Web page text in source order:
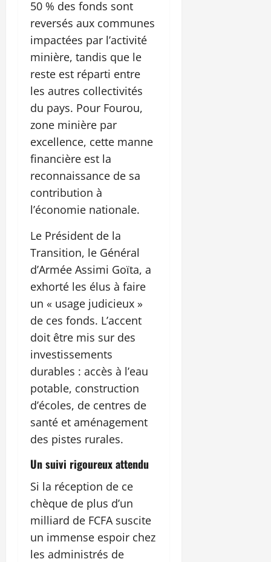
50 % des fonds sont
reversés aux communes
impactées par l’activité
minière, tandis que le
reste est réparti entre
les autres collectivités
du pays. Pour Fourou,
zone minière par
excellence, cette manne
financière est la
reconnaissance de sa
contribution à
l’économie nationale.
Le Président de la
Transition, le Général
d’Armée Assimi Goïta, a
exhorté les élus à faire
un « usage judicieux »
de ces fonds. L’accent
doit être mis sur des
investissements
durables : accès à l’eau
potable, construction
d’écoles, de centres de
santé et aménagement
des pistes rurales.
Un suivi rigoureux attendu
Si la réception de ce
chèque de plus d’un
milliard de FCFA suscite
un immense espoir chez
les administrés de